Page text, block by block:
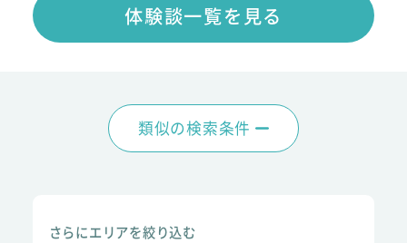
体験談一覧を見る
類似の検索条件
さらにエリアを絞り込む